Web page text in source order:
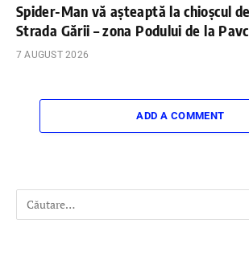
Spider-Man vă așteaptă la chioșcul
Strada Gării – zona Podului de la
7 AUGUST 2026
ADD A COMMENT